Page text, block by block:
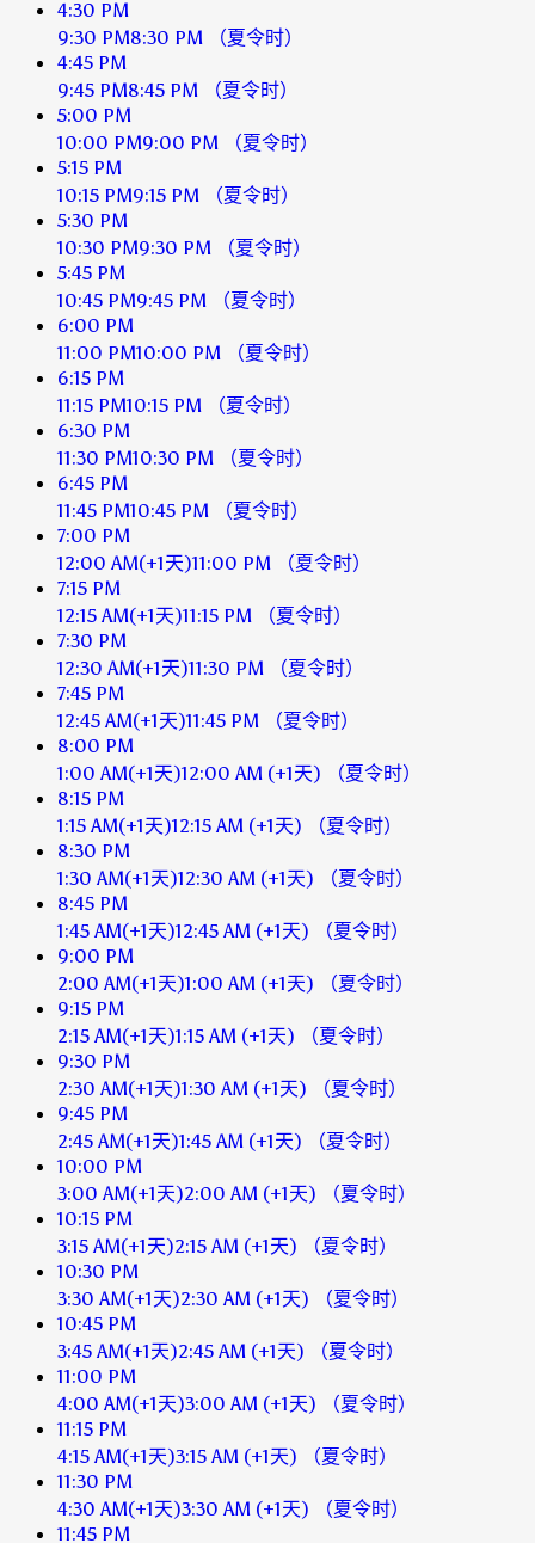
4:30 PM
9:30 PM8:30 PM
（夏令时）
4:45 PM
9:45 PM8:45 PM
（夏令时）
5:00 PM
10:00 PM9:00 PM
（夏令时）
5:15 PM
10:15 PM9:15 PM
（夏令时）
5:30 PM
10:30 PM9:30 PM
（夏令时）
5:45 PM
10:45 PM9:45 PM
（夏令时）
6:00 PM
11:00 PM10:00 PM
（夏令时）
6:15 PM
11:15 PM10:15 PM
（夏令时）
6:30 PM
11:30 PM10:30 PM
（夏令时）
6:45 PM
11:45 PM10:45 PM
（夏令时）
7:00 PM
12:00 AM(+1天)11:00 PM
（夏令时）
7:15 PM
12:15 AM(+1天)11:15 PM
（夏令时）
7:30 PM
12:30 AM(+1天)11:30 PM
（夏令时）
7:45 PM
12:45 AM(+1天)11:45 PM
（夏令时）
8:00 PM
1:00 AM(+1天)12:00 AM (+1天)
（夏令时）
8:15 PM
1:15 AM(+1天)12:15 AM (+1天)
（夏令时）
8:30 PM
1:30 AM(+1天)12:30 AM (+1天)
（夏令时）
8:45 PM
1:45 AM(+1天)12:45 AM (+1天)
（夏令时）
9:00 PM
2:00 AM(+1天)1:00 AM (+1天)
（夏令时）
9:15 PM
2:15 AM(+1天)1:15 AM (+1天)
（夏令时）
9:30 PM
2:30 AM(+1天)1:30 AM (+1天)
（夏令时）
9:45 PM
2:45 AM(+1天)1:45 AM (+1天)
（夏令时）
10:00 PM
3:00 AM(+1天)2:00 AM (+1天)
（夏令时）
10:15 PM
3:15 AM(+1天)2:15 AM (+1天)
（夏令时）
10:30 PM
3:30 AM(+1天)2:30 AM (+1天)
（夏令时）
10:45 PM
3:45 AM(+1天)2:45 AM (+1天)
（夏令时）
11:00 PM
4:00 AM(+1天)3:00 AM (+1天)
（夏令时）
11:15 PM
4:15 AM(+1天)3:15 AM (+1天)
（夏令时）
11:30 PM
4:30 AM(+1天)3:30 AM (+1天)
（夏令时）
11:45 PM